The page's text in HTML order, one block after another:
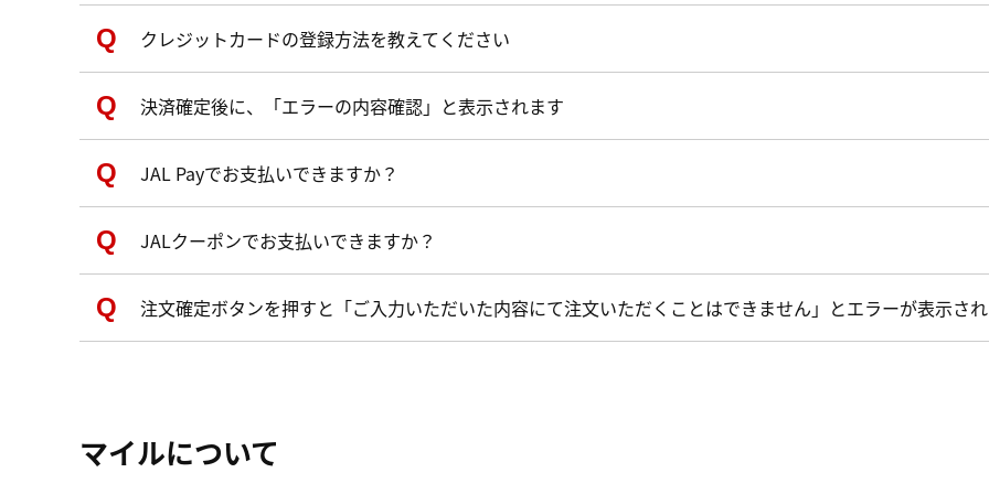
クレジットカードの登録方法を教えてください
決済確定後に、「エラーの内容確認」と表示されます
JAL Payでお支払いできますか？
JALクーポンでお支払いできますか？
注文確定ボタンを押すと「ご入力いただいた内容にて注文いただくことはできません」とエラーが表示さ
マイルについて